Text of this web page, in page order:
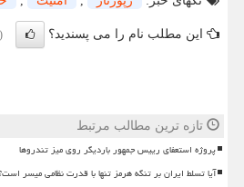
این مطلب نام را می پسندید؟ (0)
تازه ترین مطالب مرتبط
پروژه استعفای رییس جمهور باردیگر روی میز تندروها
آیا تسلط ایران بر تنگه هرمز تنها با قدرت نظامی میسر